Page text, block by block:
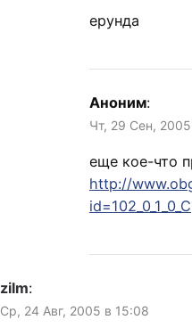
ерунда
Аноним:
Чт, 29 Сен,
еще кое-что
http://
id=102_0_1_0_C
zilm:
Ср, 24 Авг, 2005 в 15:08